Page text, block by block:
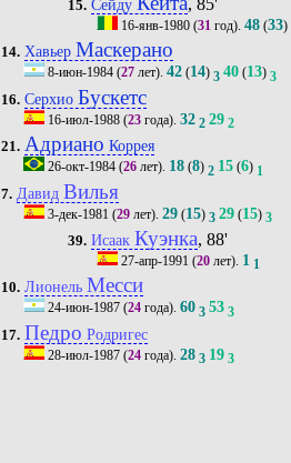
15. Сейду , 85'
16-янв-1980 (31 год).48 (33)
14. Хавьер Маскерано
8-июн-1984(27лет). 42(14) 3 40(13) 3
16. Серхио Бускетс
16-июл-1988(23года). 32 2 29 2
21. Адриано Коррея
26-окт-1984(26лет). 18(8) 2 15(6) 1
7. Давид Вилья
3-дек-1981 (29лет). 29(15) 3 29(15) 3
39. Исаак Куэнка, 88'
27-апр-1991 (20 лет). 1 1
10. Лионель Месси
24-июн-1987(24года). 60 3 53 3
17. Педро Родригес
28-июл-1987(24года). 28 3 19 3